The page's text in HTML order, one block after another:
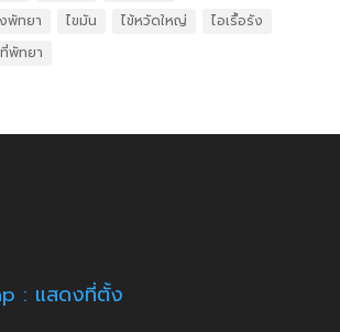
พัทยา
ไขมัน ไข้หวัดใหญ่
ไอเรื้อรัง
พัทยา
: แสดงที่ตั้ง